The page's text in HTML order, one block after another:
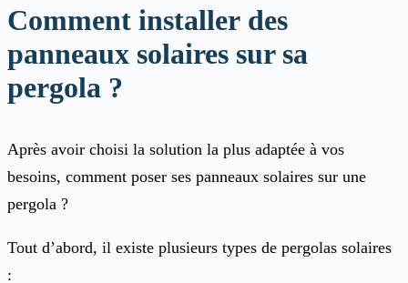
Comment installer des
panneaux solaires sur sa
pergola ?
Après avoir choisi la solution la plus adaptée à vos
besoins, comment poser ses panneaux solaires sur une
pergola ?
Tout d’abord, il existe plusieurs types de pergolas solaires
: